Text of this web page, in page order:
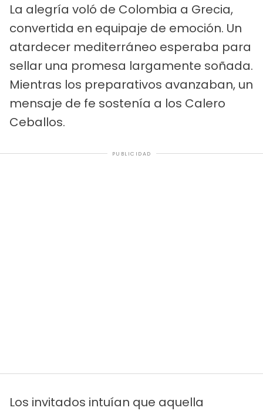
La alegría voló de Colombia a Grecia,
convertida en equipaje de emoción. Un
atardecer mediterráneo esperaba para
sellar una promesa largamente soñada.
Mientras los preparativos avanzaban, un
mensaje de fe sostenía a los Calero
Ceballos.
PUBLICIDAD
Los invitados intuían que aquella